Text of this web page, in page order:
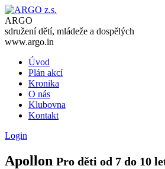
ARGO
sdružení dětí, mládeže a dospělých
www.argo.in
Úvod
Plán akcí
Kronika
O nás
Klubovna
Kontakt
Login
Apollon Pro děti od 7 do 10